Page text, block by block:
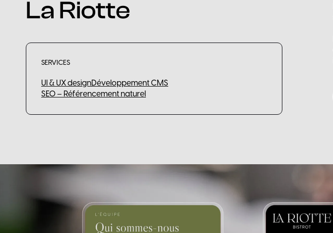
La Riotte
SERVICES
UI & UX designDéveloppement CMS
SEO – Référencement naturel